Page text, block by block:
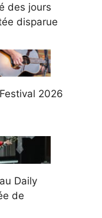
des jours
disparue
2026
Daily
de